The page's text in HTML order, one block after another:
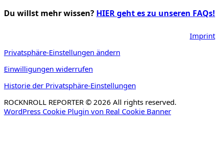
Du willst mehr wissen? HIER geht es zu unseren FAQs!
Imprint
Privatsphäre-Einstellungen ändern
Einwilligungen widerrufen
Historie der Privatsphäre-Einstellungen
ROCKNROLL REPORTER © 2026 All rights reserved.
WordPress Cookie Plugin von Real Cookie Banner